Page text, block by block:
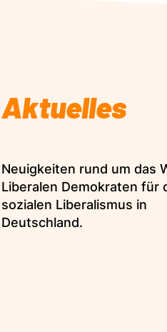
Aktuelles
Neuigkeiten rund um das
Liberalen Demokraten für
sozialen Liberalismus in
Deutschland.